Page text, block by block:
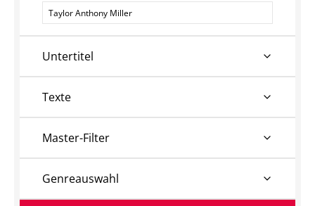
Personen
Untertitel
Texte
Master-Filter
Genreauswahl